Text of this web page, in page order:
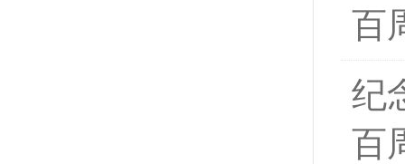
百
纪
百